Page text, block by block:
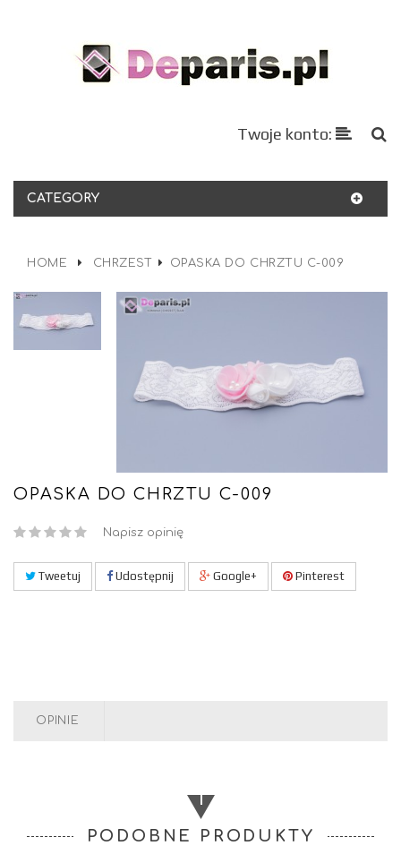
Twoje konto:
CATEGORY
HOME CHRZEST OPASKA DO CHRZTU C-009
OPASKA DO CHRZTU C-009
Napisz opinię
Tweetuj Udostępnij Google+ Pinterest
OPINIE
PODOBNE PRODUKTY